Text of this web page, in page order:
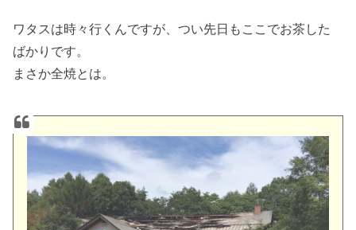
ワタスは時々行くんですが、つい先日もここでお茶した
ばかりです。
まさか全焼とは。